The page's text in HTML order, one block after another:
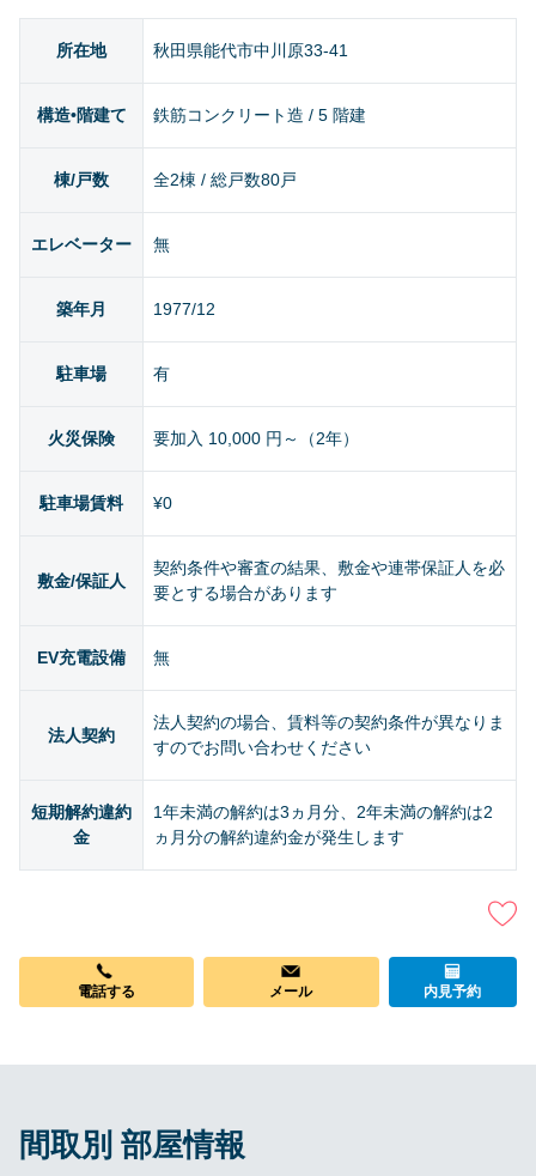
所在地 秋田県能代市中川原33-41
構造•階建て 鉄筋コンクリート造 / 5 階建
棟/戸数 全2棟 / 総戸数80戸
エレベーター 無
築年月 1977/12
駐車場 有
火災保険 要加入 10,000 円～（2年）
駐車場賃料 ¥0
敷金/保証人
契約条件や審査の結果、敷金や連帯保証人を必
要とする場合があります
EV充電設備 無
法人契約
法人契約の場合、賃料等の契約条件が異なりま
すのでお問い合わせください
短期解約違約
金
1年未満の解約は3ヵ月分、2年未満の解約は2
ヵ月分の解約違約金が発生します
電話する メール 内見予約
間取別 部屋情報